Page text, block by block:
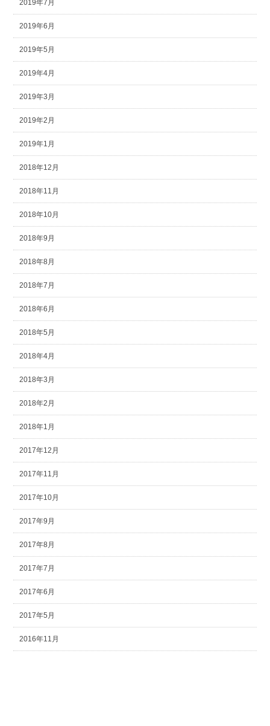
2019年7月
2019年6月
2019年5月
2019年4月
2019年3月
2019年2月
2019年1月
2018年12月
2018年11月
2018年10月
2018年9月
2018年8月
2018年7月
2018年6月
2018年5月
2018年4月
2018年3月
2018年2月
2018年1月
2017年12月
2017年11月
2017年10月
2017年9月
2017年8月
2017年7月
2017年6月
2017年5月
2016年11月